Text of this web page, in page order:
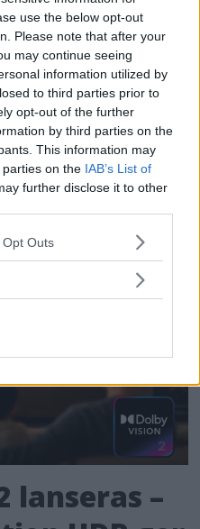
use the below opt-out
Please note that after your
may continue seeing
information utilized by
to third parties prior to
opt-out of the further
by third parties on the
This information may
on the IAB’s List of
further disclose it to other
uses one or more Google
behaviour. You may click to
purposes in below Google
Outs
FOTO
lanseras –